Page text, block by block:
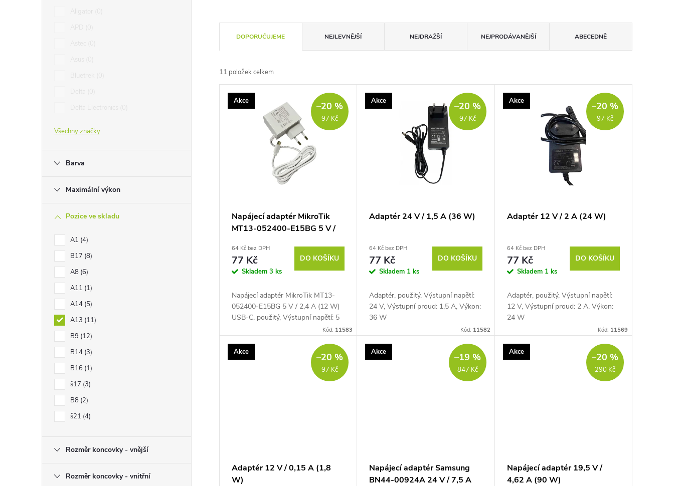
Všechny značky
Barva
Maximální výkon
Pozice ve skladu
A1 4
B17 8
A8 6
A11 1
A14 5
A13 11
B9 12
B14 3
B16 1
š17 3
B8 2
š21 4
Rozměr koncovky - vnější
Rozměr koncovky - vnitřní
a
z
e
t
ů
DOPORUČUJEME NEJLEVNĚJŠÍ NEJDRAŽŠÍ NEJPRODÁVANĚJŠÍ ABECEDNĚ
11 položek celkem
V
k
Akce
97 Kč
–20 %
Napájecí adaptér MikroTik
MT13-052400-E15BG 5 V /
64 Kč bez DPH
77 Kč
Skladem 3 ks
DO KOŠÍKU
Napájecí adaptér MikroTik MT13-
052400-E15BG 5 V / 2,4 A (12 W)
USB-C, použitý, Výstupní napětí: 5
V, Výstupní proud: 2,4 A, Výkon: 12
Kód: 11583
Akce
97 Kč
–20 %
Adaptér 24 V / 1,5 A (36 W)
64 Kč bez DPH
77 Kč
Skladem 1 ks
DO KOŠÍKU
Adaptér, použitý, Výstupní napětí:
24 V, Výstupní proud: 1,5 A, Výkon:
36 W
Kód: 11582
Akce
97 Kč
–20 %
Adaptér 12 V / 2 A (24 W)
64 Kč bez DPH
77 Kč
Skladem 1 ks
DO KOŠÍKU
Adaptér, použitý, Výstupní napětí:
12 V, Výstupní proud: 2 A, Výkon:
24 W
Kód: 11569
Akce
97 Kč
–20 %
Adaptér 12 V / 0,15 A (1,8
W)
Akce
847 Kč
–19 %
Napájecí adaptér Samsung
BN44-00924A 24 V / 7,5 A
Akce
290 Kč
–20 %
Napájecí adaptér 19,5 V /
4,62 A (90 W)